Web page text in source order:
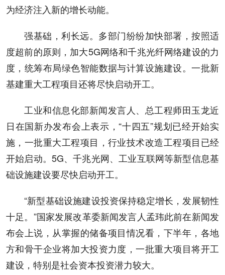
为经济注入新的增长动能。
强基础，利长远。多部门纷纷加快部署，按照适
度超前的原则，加大5G网络和千兆光纤网络建设的力
度，统筹布局绿色智能数据与计算设施建设。一批新
基建重大工程项目还将尽快启动开工。
工业和信息化部新闻发言人、总工程师田玉龙近
日在国新办发布会上表示，“十四五”规划已经开始实
施，一批重大工程项目，行业技术改造工程项目已经
开始启动。5G、千兆光网、工业互联网等新型信息基
础设施建设要尽快启动开工。
“新型基础设施建设投资保持稳定增长，发展韧性
十足。”国家发展改革委新闻发言人孟玮此前在新闻发
布会上说，从掌握的储备项目情况看，下半年，各地
方和骨干企业将加大投资力度，一批重大项目将开工
建设，特别是社会资本投资潜力较大。